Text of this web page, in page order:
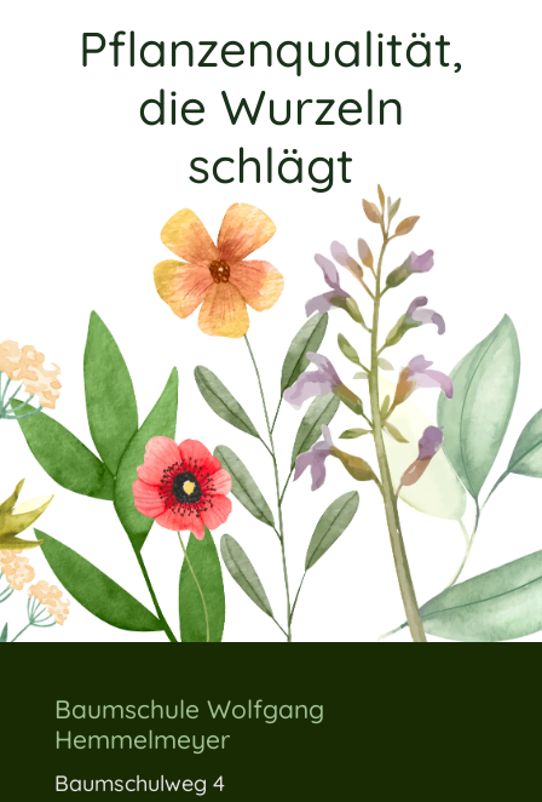
Pflanzenqualität,
die Wurzeln
schlägt
Baumschule Wolfgang
Hemmelmeyer
Baumschulweg 4